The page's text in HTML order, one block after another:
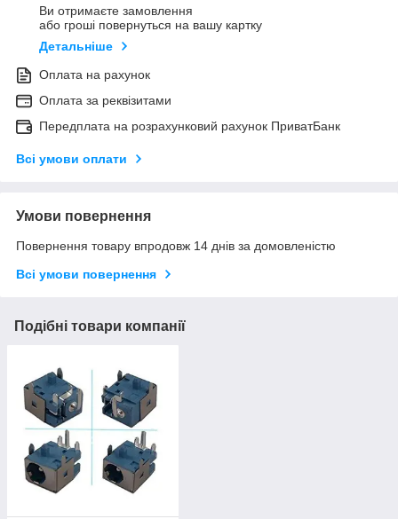
Ви отримаєте замовлення
або гроші повернуться на вашу картку
Детальніше
Оплата на рахунок
Оплата за реквізитами
Передплата на розрахунковий рахунок ПриватБанк
Всі умови оплати
Умови повернення
Повернення товару впродовж 14 днів за домовленістю
Всі умови повернення
Подібні товари компанії